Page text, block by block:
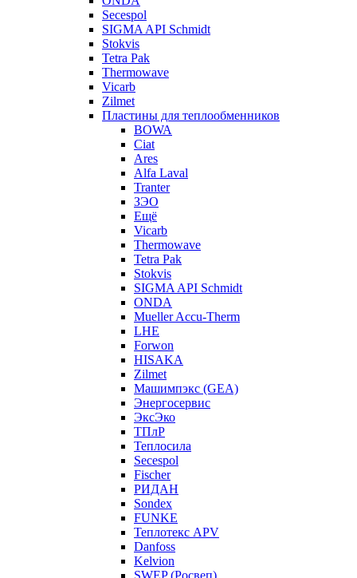
Secespol
SIGMA API Schmidt
Stokvis
Tetra Pak
Thermowave
Vicarb
Zilmet
Пластины для теплообменников
BOWA
Ciat
Ares
Alfa Laval
Tranter
ЗЭО
Ещё
Vicarb
Thermowave
Tetra Pak
Stokvis
SIGMA API Schmidt
ONDA
Mueller Accu-Therm
LHE
Forwon
HISAKA
Zilmet
Машимпэкс (GEA)
Энергосервис
ЭксЭко
ТПлР
Теплосила
Secespol
Fischer
РИДАН
Sondex
FUNKE
Теплотекс APV
Danfoss
Kelvion
SWEP (Росвеп)